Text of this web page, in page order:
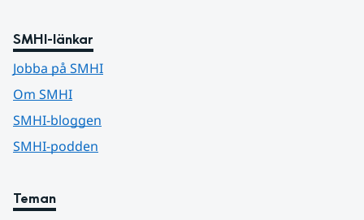
SMHI-länkar
Jobba på SMHI
Om SMHI
SMHI-bloggen
SMHI-podden
Teman